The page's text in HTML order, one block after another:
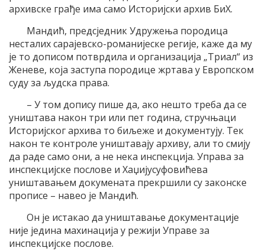
архивске грађе има само Историјски архив БиХ.
Мандић, предсједник Удружења породица
несталих сарајевско-романијеске регије, каже да му
је то дописом потврдила и организација „Триал“ из
Женеве, која заступа породице жртава у Европском
суду за људска права.
– У том допису пише да, ако нешто треба да се
уништава након три или пет година, стручњаци
Историјског архива то биљеже и документују. Тек
након те контроле уништавају архиву, али то смију
да раде само они, а не нека инспекција. Управа за
инспекцијске послове и Хаџијусуфовићева
уништавањем докумената прекршили су законске
прописе – навео је Мандић.
Он је истакао да уништавање документације
није једина махинација у режији Управе за
инспекцијске послове.